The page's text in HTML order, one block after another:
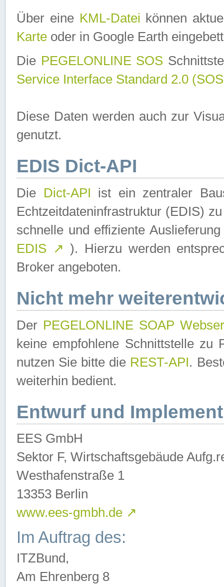
Über eine KML-Datei können
Karte oder in Google Earth
Die PEGELONLINE SOS
Service Interface Standard 2.0
Diese Daten werden auch zur
genutzt.
EDIS Dict-API
Die Dict-API ist ein zentraler
Echtzeitdateninfrastruktur (EDIS)
schnelle und effiziente
EDIS ↗ ). Hierzu werden
Broker angeboten.
Nicht mehr
Der PEGELONLINE SOAP
keine empfohlene Schnittstelle zu
nutzen Sie bitte die REST-API.
weiterhin bedient.
Entwurf und
EES GmbH
Sektor F, Wirtschaftsgebäude
Westhafenstraße 1
13353 Berlin
www.ees-gmbh.de ↗
Im Auftrag des:
ITZBund,
Am Ehrenberg 8